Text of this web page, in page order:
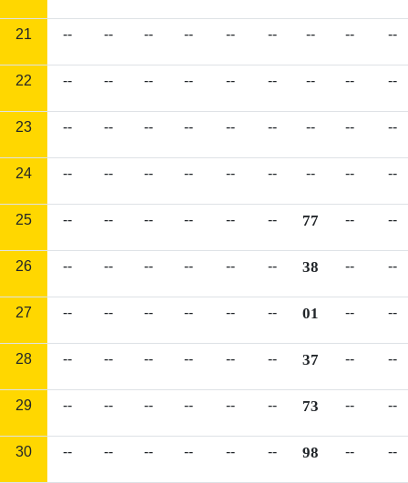
21 -- -- -- -- -- -- -- -- --
22 -- -- -- -- -- -- -- -- --
23 -- -- -- -- -- -- -- -- --
24 -- -- -- -- -- -- -- -- --
25 -- -- -- -- -- -- 77 -- --
26 -- -- -- -- -- -- 38 -- --
27 -- -- -- -- -- -- 01 -- --
28 -- -- -- -- -- -- 37 -- --
29 -- -- -- -- -- -- 73 -- --
30 -- -- -- -- -- -- 98 -- --